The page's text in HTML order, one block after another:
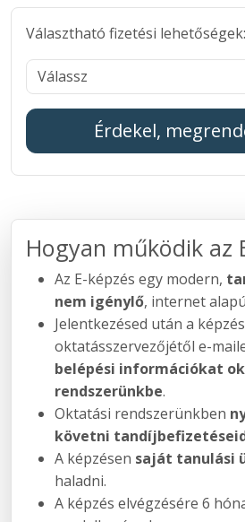
Választható fizetési lehetőségek:
Érdekel,
Hogyan működik az
Az E-képzés egy modern,
nem igénylő, internet
Jelentkezésed után a képzés
oktatásszervezőjétől e-
belépési információkat
rendszerünkbe.
Oktatási rendszerünkben
követni
A képzésen saját tanulási
haladni.
A képzés elvégzésére 6